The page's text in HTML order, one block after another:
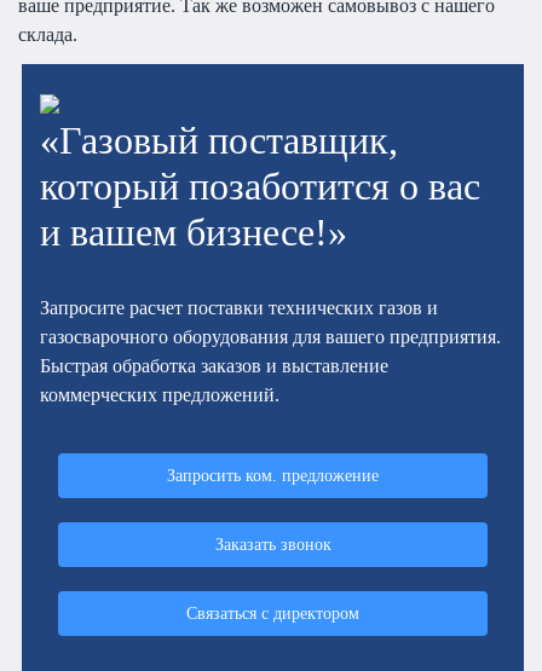
ваше предприятие. Так же возможен самовывоз с нашего
склада.
«Газовый поставщик,
который позаботится о вас
и вашем бизнесе!»
Запросите расчет поставки технических газов и
газосварочного оборудования для вашего предприятия.
Быстрая обработка заказов и выставление
коммерческих предложений.
Запросить ком. предложение
Заказать звонок
Связаться с директором